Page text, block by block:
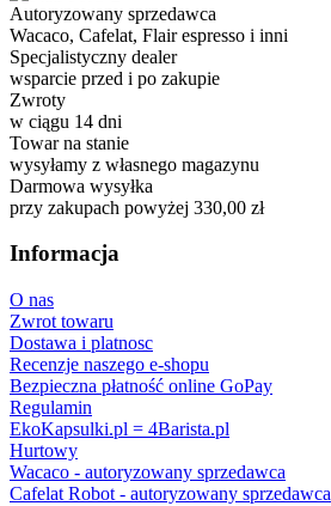
Autoryzowany sprzedawca
Wacaco, Cafelat, Flair espresso i inni
Specjalistyczny dealer
wsparcie przed i po zakupie
Zwroty
w ciągu 14 dni
Towar na stanie
wysyłamy z własnego magazynu
Darmowa wysyłka
przy zakupach powyżej 330,00 zł
Informacja
O nas
Zwrot towaru
Dostawa i platnosc
Recenzje naszego e-shopu
Bezpieczna płatność online GoPay
Regulamin
EkoKapsulki.pl = 4Barista.pl
Hurtowy
Wacaco - autoryzowany sprzedawca
Cafelat Robot - autoryzowany sprzedawca